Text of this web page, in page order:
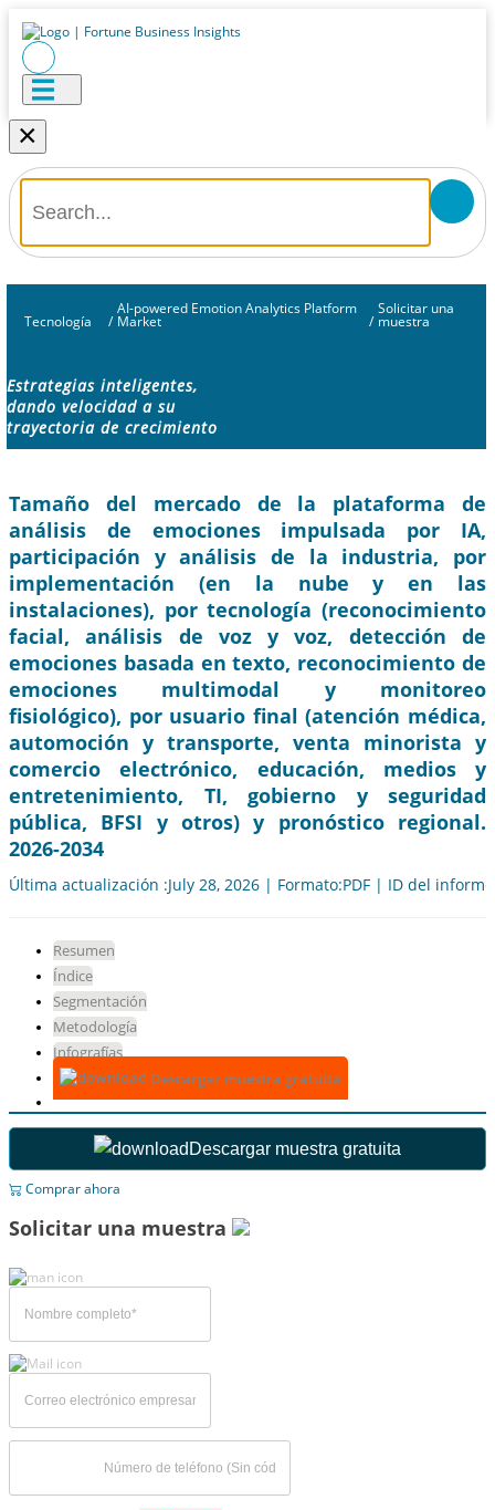
×
Tecnología /
AI-powered Emotion Analytics Platform
Market /
Solicitar una
muestra
Estrategias inteligentes,
dando velocidad a su
trayectoria de crecimiento
Tamaño del mercado de la plataforma de
análisis de emociones impulsada por IA,
participación y análisis de la industria, por
implementación (en la nube y en las
instalaciones), por tecnología (reconocimiento
facial, análisis de voz y voz, detección de
emociones basada en texto, reconocimiento de
emociones multimodal y monitoreo
fisiológico), por usuario final (atención médica,
automoción y transporte, venta minorista y
comercio electrónico, educación, medios y
entretenimiento, TI, gobierno y seguridad
pública, BFSI y otros) y pronóstico regional.
2026-2034
Última actualización :July 28, 2026 | Formato:PDF | ID del
Resumen
Índice
Segmentación
Metodología
Infografías
Descargar muestra gratuita
Descargar muestra gratuita
Comprar ahora
Solicitar una muestra